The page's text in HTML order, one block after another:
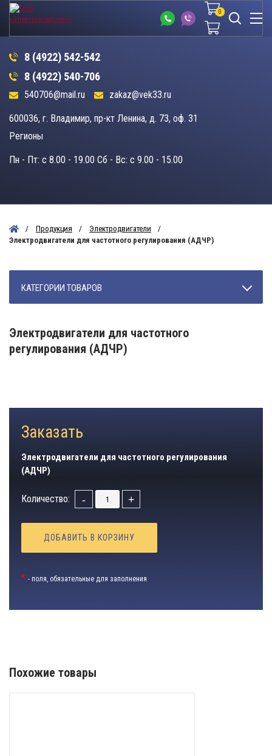
8 (4922) 542-542
8 (4922) 540-706
540706@mail.ru zakaz@vek33.ru
600036, г. Владимир, пр-кт Ленина, д. 73, оф. 31
Регионы
Пн - Пт: c 8.00 - 19.00 Сб - Вс: c 9.00 - 15.00
00
Продукция
Электродвигатели
Электродвигатели для частотного регулирования (АДЧР)
КАТЕГОРИИ ТОВАРОВ
Электродвигатели для частотного
регулирования (АДЧР)
Заказать
Электродвигатели для частотного регулирования
(АДЧР)
Количество: - +
ДОБАВИТЬ В КОРЗИНУ
* - поля, обязательные для заполнения
Похожие товары